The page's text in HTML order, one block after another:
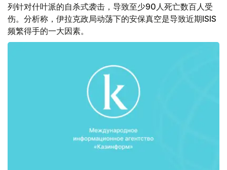
列针对什叶派的自杀式袭击，导致至少90人死亡数百人受
伤。分析称，伊拉克政局动荡下的安保真空是导致近期ISIS
频繁得手的一大因素。